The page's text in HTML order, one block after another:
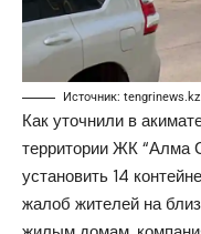
Источник: tengrinews.kz
Как уточнили в
территории ЖК “Алма
установить 14
жалоб жителей на